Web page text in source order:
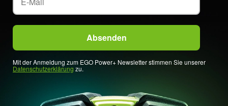
Mit der Anmeldung zum EGO Power+ Newsletter stimmen Sie unserer
Datenschutzerklärung zu.